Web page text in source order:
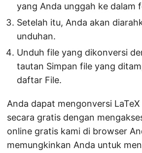
yang Anda unggah ke dalam
Setelah itu, Anda akan
unduhan.
Unduh file yang dikonversi
tautan Simpan file yang
daftar File.
Anda dapat mengonversi
secara gratis dengan
online gratis kami di browser
memungkinkan Anda untuk